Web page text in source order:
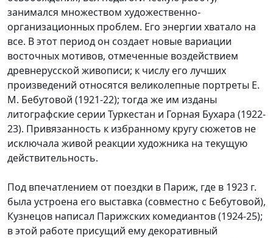
занимался множеством художественно-
организационных проблем. Его энергии хватало на
все. В этот период он создает новые вариации
восточных мотивов, отмеченные воздействием
древнерусской живописи; к числу его лучших
произведений относятся великолепные портреты Е.
М. Бебутовой (1921-22); тогда же им изданы
литографские серии Туркестан и Горная Бухара (1922-
23). Привязанность к избранному кругу сюжетов не
исключала живой реакции художника на текущую
действительность.
Под впечатлением от поездки в Париж, где в 1923 г.
была устроена его выставка (совместно с Бебутовой),
Кузнецов написал Парижских комедиантов (1924-25);
в этой работе присущий ему декоративный